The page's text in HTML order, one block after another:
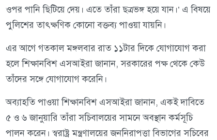
ওপর পানি ছিটিয়ে দেয়। এতে তাঁরা ছত্রভঙ্গ হয়ে যান।’ এ বিষয়ে
পুলিশের তাৎক্ষণিক কোনো বক্তব্য পাওয়া যায়নি।
এর আগে গতকাল মঙ্গলবার রাত ১১টার দিকে যোগাযোগ করা
হলে শিক্ষানবিশ এসআইরা জানান, সরকারের পক্ষ থেকে কেউ
তাঁদের সঙ্গে যোগাযোগ করেনি।
অব্যাহতি পাওয়া শিক্ষানবিশ এসআইরা জানান, একই দাবিতে
৫ ও ৬ জানুয়ারি তাঁরা সচিবালয়ের সামনে অবস্থান কর্মসূচি
পালন করেন। স্বরাষ্ট্র মন্ত্রণালয়ের জননিরাপত্তা বিভাগের সচিবের